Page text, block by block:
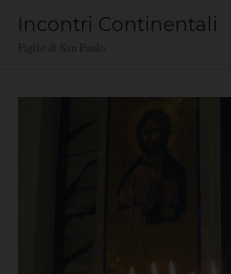
Incontri Continentali
Figlie di San Paolo